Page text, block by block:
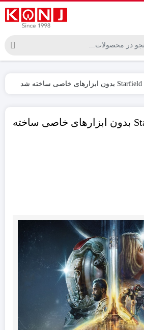
تریلر بازی Starfield بدون ابزارهای خاصی ساخته